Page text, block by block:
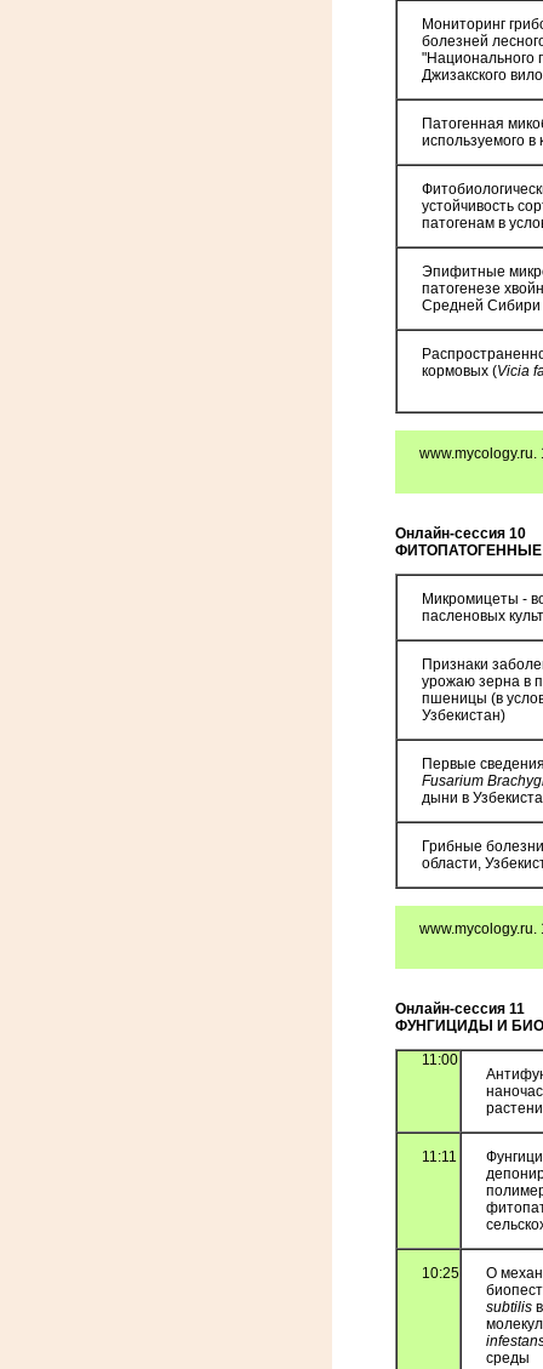
Мониторинг
болезней
"Национального
Джизакского
Патогенная
используемого в
устойчивость
патогенам в
Эпифитные
патогенезе
Средней Сибири
кормовых (Vicia
www.mycology.ru.
Онлайн-сессия 10
Микромицеты -
пасленовых
Признаки
урожаю зерна в
пшеницы (в
Узбекистан)
Первые
Fusarium
дыни в
Грибные
области,
www.mycology.ru.
Онлайн-сессия 11
ФУНГИЦИДЫ И
11:00
11:11
10:25
О
subtilis
среды